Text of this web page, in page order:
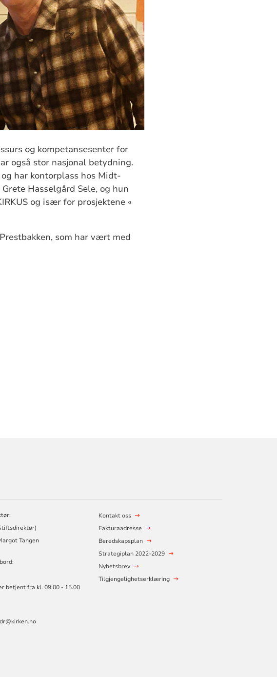
og kompetansesenter for
også stor nasjonal betydning.
har kontorplass hos Midt-
Hasselgård Sele, og hun
og især for prosjektene «
som har vært med
Tangen
betjent fra kl. 09.00 - 15.00
Kontakt oss
Fakturaadresse
Beredskapsplan
Strategiplan 2022-2029
Nyhetsbrev
Tilgjengelighetserklæring